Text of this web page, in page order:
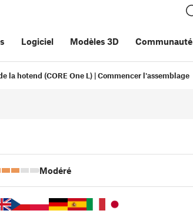
Logiciel Modèles 3D Communauté
la hotend (CORE One L) | Commencer l'assemblage
Modéré